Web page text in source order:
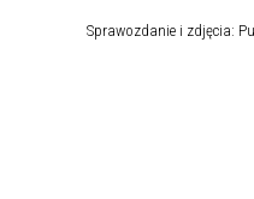
Sprawozdanie i zdjęcia: